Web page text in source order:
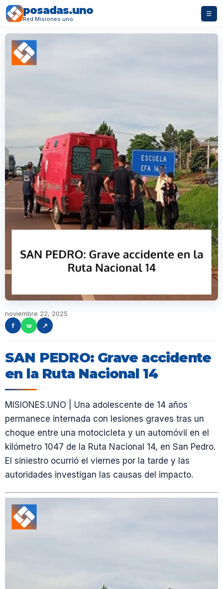
posadas.uno
Red Misiones.uno
☰
noviembre 22, 2025
f
w ↗
SAN PEDRO: Grave accidente
en la Ruta Nacional 14
MISIONES.UNO | Una adolescente de 14 años
permanece internada con lesiones graves tras un
choque entre una motocicleta y un automóvil en el
kilómetro 1047 de la Ruta Nacional 14, en San Pedro.
El siniestro ocurrió el viernes por la tarde y las
autoridades investigan las causas del impacto.